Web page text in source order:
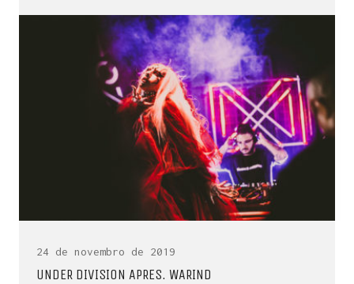
24 de novembro de 2019
UNDER DIVISION APRES. WARIND